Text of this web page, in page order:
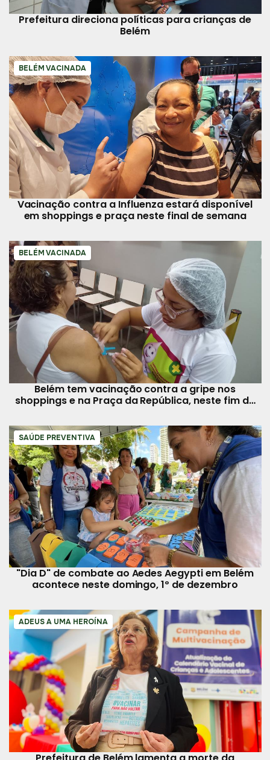
Prefeitura direciona políticas para crianças de
Belém
BELÉM VACINADA
Vacinação contra a Influenza estará disponível
em shoppings e praça neste final de semana
BELÉM VACINADA
Belém tem vacinação contra a gripe nos
shoppings e na Praça da República, neste fim de
SAÚDE PREVENTIVA
"Dia D" de combate ao Aedes Aegypti em Belém
acontece neste domingo, 1º de dezembro
ADEUS A UMA HEROÍNA